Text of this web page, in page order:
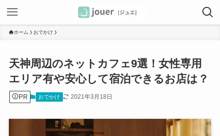
ホーム おでかけ
天神周辺のネットカフェ9選！女性専用
エリア有や安心して宿泊できるお店は？
PR おでかけ 2021年3月18日